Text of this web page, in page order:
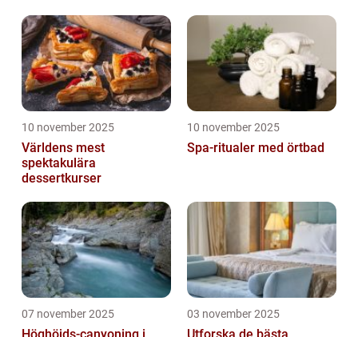
10 november 2025
Världens mest
spektakulära
dessertkurser
10 november 2025
Spa-ritualer med örtbad
07 november 2025 03 november 2025